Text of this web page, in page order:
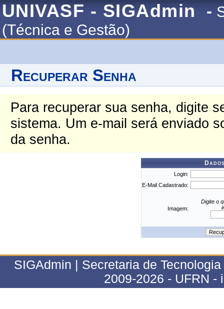
UNIVASF - SIGAdmin -
(Técnica e Gestão)
Recuperar Senha
Para recuperar sua senha, digite
sistema. Um e-mail será enviado
da senha.
Login:
E-Mail Cadastrado:
Imagem:
Digite o
SIGAdmin | Secretaria de
2009-2026 - UFRN